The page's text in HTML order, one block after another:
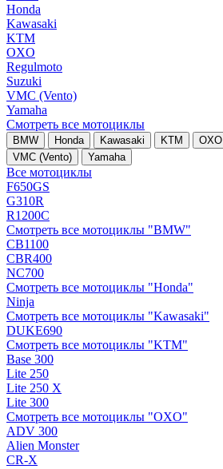
Honda
Kawasaki
KTM
OXO
Regulmoto
Suzuki
VMC (Vento)
Yamaha
Смотреть все мотоциклы
BMW Honda Kawasaki KTM OXO
VMC (Vento)
Yamaha
Все мотоциклы
F650GS
G310R
R1200C
Смотреть все мотоциклы "BMW"
CB1100
CBR400
NC700
Смотреть все мотоциклы "Honda"
Ninja
Смотреть все мотоциклы "Kawasaki"
DUKE690
Смотреть все мотоциклы "KTM"
Base 300
Lite 250
Lite 250 X
Lite 300
Смотреть все мотоциклы "OXO"
ADV 300
Alien Monster
CR-X